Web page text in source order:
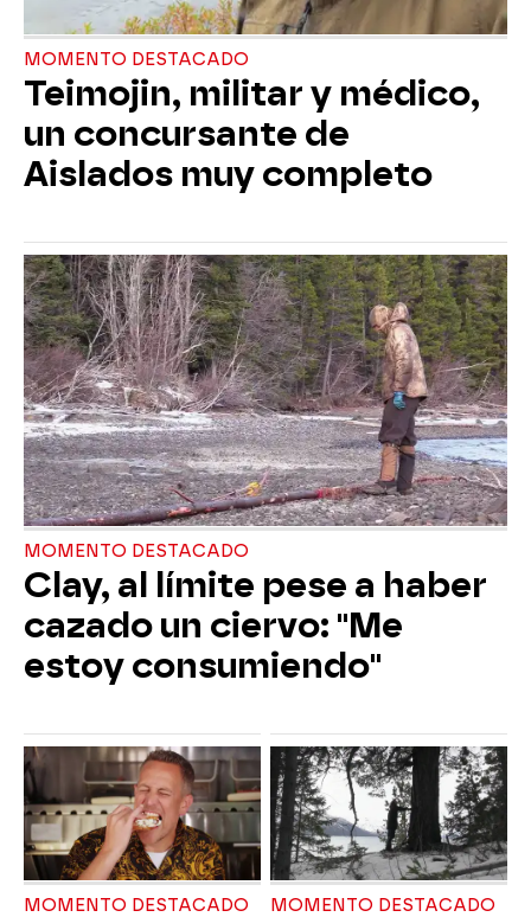
MOMENTO DESTACADO
Teimojin, militar y médico,
un concursante de
Aislados muy completo
MOMENTO DESTACADO
Clay, al límite pese a haber
cazado un ciervo: "Me
estoy consumiendo"
MOMENTO DESTACADO MOMENTO DESTACADO